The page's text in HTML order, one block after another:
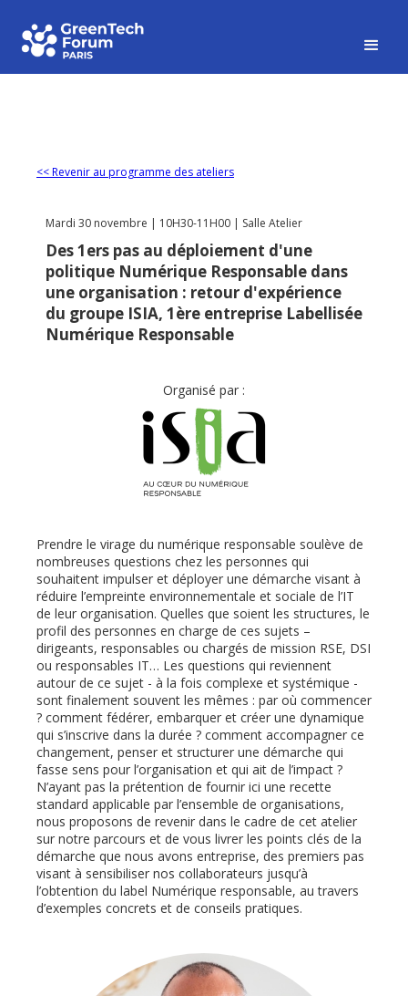
<< Revenir au programme des ateliers
Mardi 30 novembre | 10H30-11H00 | Salle Atelier
Des 1ers pas au déploiement d'une
politique Numérique Responsable dans
une organisation : retour d'expérience
du groupe ISIA, 1ère entreprise Labellisée
Numérique Responsable
Organisé par :
Prendre le virage du numérique responsable soulève de
nombreuses questions chez les personnes qui
souhaitent impulser et déployer une démarche visant à
réduire l’empreinte environnementale et sociale de l’IT
de leur organisation. Quelles que soient les structures, le
profil des personnes en charge de ces sujets –
dirigeants, responsables ou chargés de mission RSE, DSI
ou responsables IT… Les questions qui reviennent
autour de ce sujet - à la fois complexe et systémique -
sont finalement souvent les mêmes : par où commencer
? comment fédérer, embarquer et créer une dynamique
qui s’inscrive dans la durée ? comment accompagner ce
changement, penser et structurer une démarche qui
fasse sens pour l’organisation et qui ait de l’impact ?
N’ayant pas la prétention de fournir ici une recette
standard applicable par l’ensemble de organisations,
nous proposons de revenir dans le cadre de cet atelier
sur notre parcours et de vous livrer les points clés de la
démarche que nous avons entreprise, des premiers pas
visant à sensibiliser nos collaborateurs jusqu’à
l’obtention du label Numérique responsable, au travers
d’exemples concrets et de conseils pratiques.